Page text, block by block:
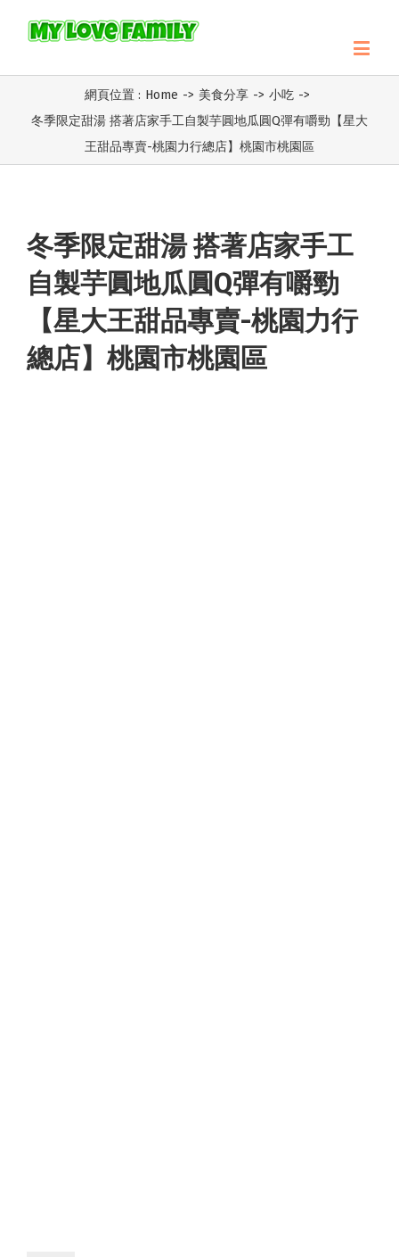
網頁位置 : Home -> 美食分享 -> 小吃 ->
冬季限定甜湯 搭著店家手工自製芋圓地瓜圓Q彈有嚼勁【星大
王甜品專賣-桃園力行總店】桃園市桃園區
冬季限定甜湯 搭著店家手工
自製芋圓地瓜圓Q彈有嚼勁
【星大王甜品專賣-桃園力行
總店】桃園市桃園區